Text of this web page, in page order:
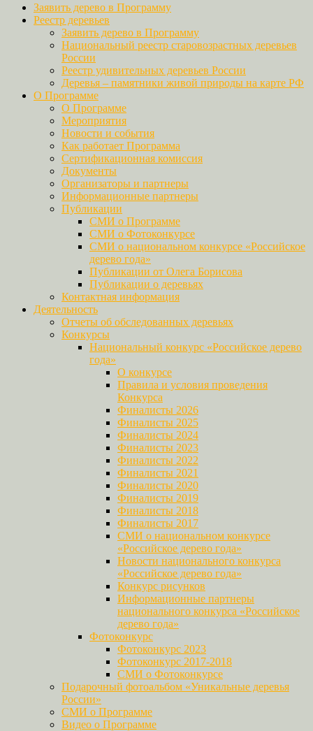
Заявить дерево в Программу
Реестр деревьев
Заявить дерево в Программу
Национальный реестр старовозрастных деревьев
России
Реестр удивительных деревьев России
Деревья – памятники живой природы на карте РФ
О Программе
О Программе
Мероприятия
Новости и события
Как работает Программа
Сертификационная комиссия
Документы
Организаторы и партнеры
Информационные партнеры
Публикации
СМИ о Программе
СМИ о Фотоконкурсе
СМИ о национальном конкурсе «Российское
дерево года»
Публикации от Олега Борисова
Публикации о деревьях
Контактная информация
Деятельность
Отчеты об обследованных деревьях
Конкурсы
Национальный конкурс «Российское дерево
года»
О конкурсе
Правила и условия проведения
Конкурса
Финалисты 2026
Финалисты 2025
Финалисты 2024
Финалисты 2023
Финалисты 2022
Финалисты 2021
Финалисты 2020
Финалисты 2019
Финалисты 2018
Финалисты 2017
СМИ о национальном конкурсе
«Российское дерево года»
Новости национального конкурса
«Российское дерево года»
Конкурс рисунков
Информационные партнеры
национального конкурса «Российское
дерево года»
Фотоконкурс
Фотоконкурс 2023
Фотоконкурс 2017-2018
СМИ о Фотоконкурсе
Подарочный фотоальбом «Уникальные деревья
России»
СМИ о Программе
Видео о Программе